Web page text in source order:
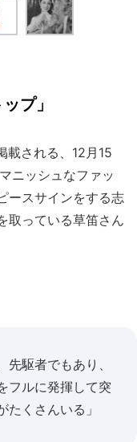
プ」
載される、12月15
ニッシュなファッ
ースサインをする志
取っている草笛さん
先駆者でもあり、
フルに発揮して突
くさんいる」